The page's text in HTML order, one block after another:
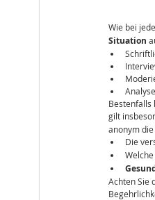
Wie bei
Situation
Bestenfalls
gilt
anonym
Die
Welche
Achten Sie